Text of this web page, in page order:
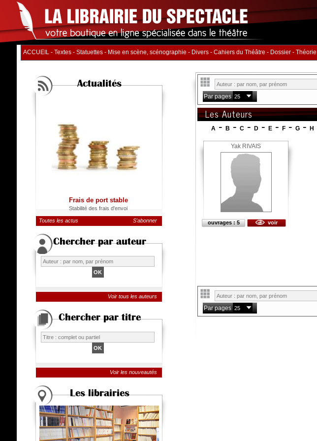
ACCUEIL - Textes - Statuettes - Mise en scène, scénographie - Divers - Cahiers du Théâtre - Dossier - Théorie
Actualités
Frais de port stable
Stabilité des frais d'envoi
Toutes les actus S'abonner
Chercher par auteur
Voir tous les auteurs
Chercher par titre
Voir les nouveautés
Les librairies
Par pages
Les Auteurs
A -B -C -D -E -F -G -H
Yak RIVAIS
ouvrages : 5 voir
Par pages